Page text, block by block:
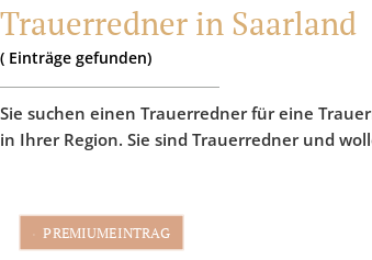
Trauerredner in Saarland
( Einträge gefunden)
Sie suchen einen Trauerredner für eine
in Ihrer Region. Sie sind Trauerredner und
PREMIUMEINTRAG